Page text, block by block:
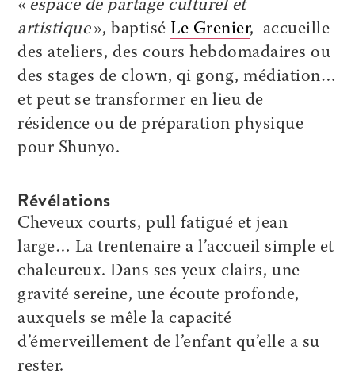
« espace de partage culturel et
artistique», baptiséLe Grenier, accueille
des ateliers, des cours hebdomadaires ou
des stages de clown, qi gong, médiation…
et peut se transformer en lieu de
résidence ou de préparation physique
pour Shunyo.
Révélations
Cheveux courts, pull fatigué et jean
large… La trentenaire a l’accueil simple et
chaleureux. Dans ses yeux clairs, une
gravité sereine, une écoute profonde,
auxquels se mêle la capacité
d’émerveillement de l’enfant qu’elle a su
rester.